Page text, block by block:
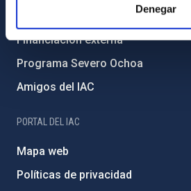
Denegar
Proyectos institucionales
Financiación externa
Programa Severo Ochoa
Amigos del IAC
PORTAL DEL IAC
Mapa web
Políticas de privacidad